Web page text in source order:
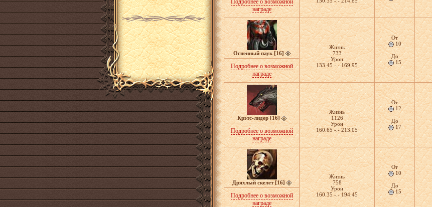
Подробнее о возможной
награде
Огненный паук [16]
Жизнь
733
Урон
133.45 -.- 169.95
От
10
До
15
Подробнее о возможной
награде
Крэтс-лидер [16]
Жизнь
1126
Урон
160.65 -.- 213.05
От
12
До
17
Подробнее о возможной
награде
Дряхлый скелет [16]
Жизнь
758
Урон
160.35 -.- 194.45
От
10
До
15
Подробнее о возможной
награде